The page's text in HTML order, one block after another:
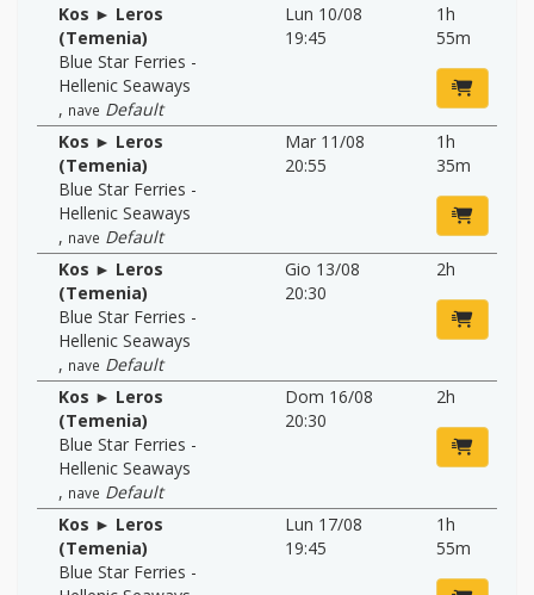
Kos ► Leros
(Temenia)
Blue Star Ferries -
Hellenic Seaways
, nave Default
Lun 10/08
19:45
1h
55m
Kos ► Leros
(Temenia)
Blue Star Ferries -
Hellenic Seaways
, nave Default
Mar 11/08
20:55
1h
35m
Kos ► Leros
(Temenia)
Blue Star Ferries -
Hellenic Seaways
, nave Default
Gio 13/08
20:30
2h
Kos ► Leros
(Temenia)
Blue Star Ferries -
Hellenic Seaways
, nave Default
Dom 16/08
20:30
2h
Kos ► Leros
(Temenia)
Blue Star Ferries -
Lun 17/08
19:45
1h
55m